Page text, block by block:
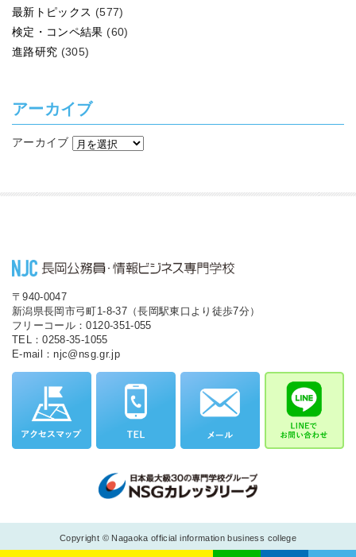
最新トピックス (577)
検定・コンペ結果 (60)
進路研究 (305)
アーカイブ
アーカイブ
〒940-0047
新潟県長岡市弓町1-8-37（長岡駅東口より徒歩7分）
フリーコール：0120-351-055
TEL：0258-35-1055
E-mail：njc@nsg.gr.jp
Copyright © Nagaoka official information business college